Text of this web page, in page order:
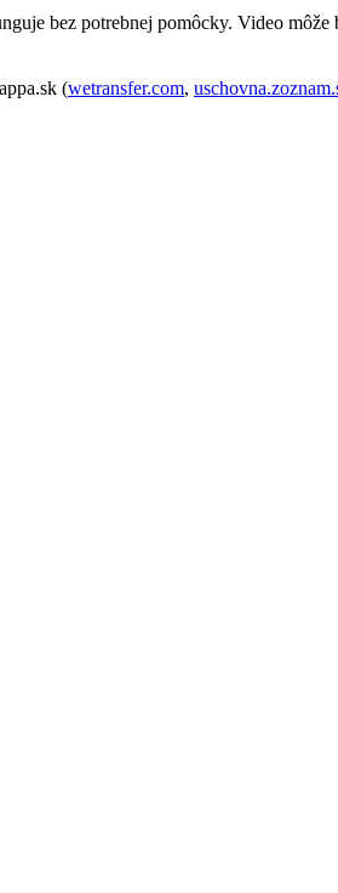
bez potrebnej pomôcky. Video
(wetransfer.com,